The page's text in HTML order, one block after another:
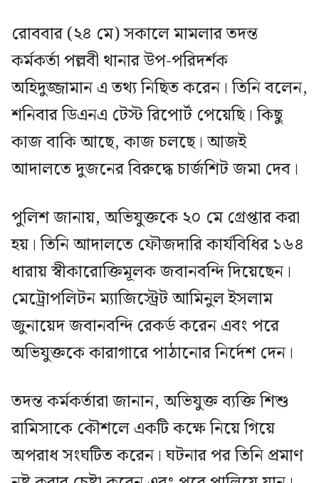
রোববার (২৪ মে) সকালে মামলার তদন্ত
কর্মকর্তা পল্লবী থানার উপ-পরিদর্শক
অহিদুজ্জামান এ তথ্য নিছিত করেন। তিনি বলেন,
শনিবার ডিএনএ টেস্ট রিপোর্ট পেয়েছি। কিছু
কাজ বাকি আছে, কাজ চলছে। আজই
আদালতে দুজনের বিরুদ্ধে চার্জশিট জমা দেব।
পুলিশ জানায়, অভিযুক্তকে ২০ মে গ্রেপ্তার করা
হয়। তিনি আদালতে ফৌজদারি কার্যবিধির ১৬৪
ধারায় স্বীকারোক্তিমূলক জবানবন্দি দিয়েছেন।
মেট্রোপলিটন ম্যাজিস্ট্রেট আমিনুল ইসলাম
জুনায়েদ জবানবন্দি রেকর্ড করেন এবং পরে
অভিযুক্তকে কারাগারে পাঠানোর নির্দেশ দেন।
তদন্ত কর্মকর্তারা জানান, অভিযুক্ত ব্যক্তি শিশু
রামিসাকে কৌশলে একটি কক্ষে নিয়ে গিয়ে
অপরাধ সংঘটিত করেন। ঘটনার পর তিনি প্রমাণ